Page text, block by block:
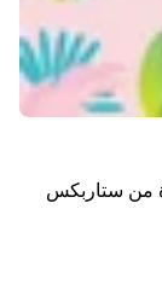
من ستاربكس